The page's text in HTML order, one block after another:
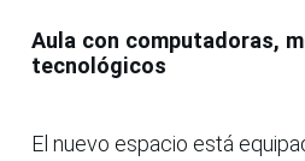
Aula con computadoras,
tecnológicos
El nuevo espacio está